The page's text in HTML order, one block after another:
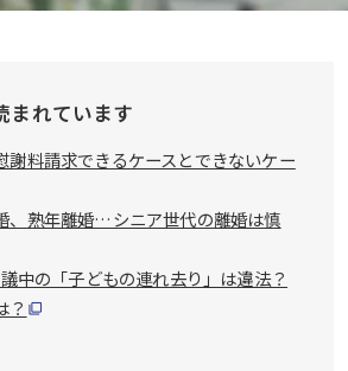
まれています
謝料請求できるケースとできないケー
、熟年離婚…シニア世代の離婚は慎
中の「子どもの連れ去り」は違法？
？